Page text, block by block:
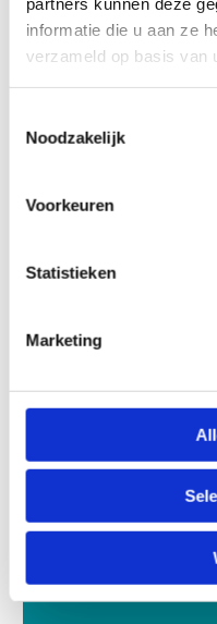
informatie die u aan ze
verzameld op basis van
Noodzakelijk
Voorkeuren
Statistieken
Marketing
of zorggroep? Wij
Vul daarvoor het